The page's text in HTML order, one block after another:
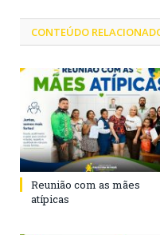
CONTEÚDO
Reunião com as mães
atípicas